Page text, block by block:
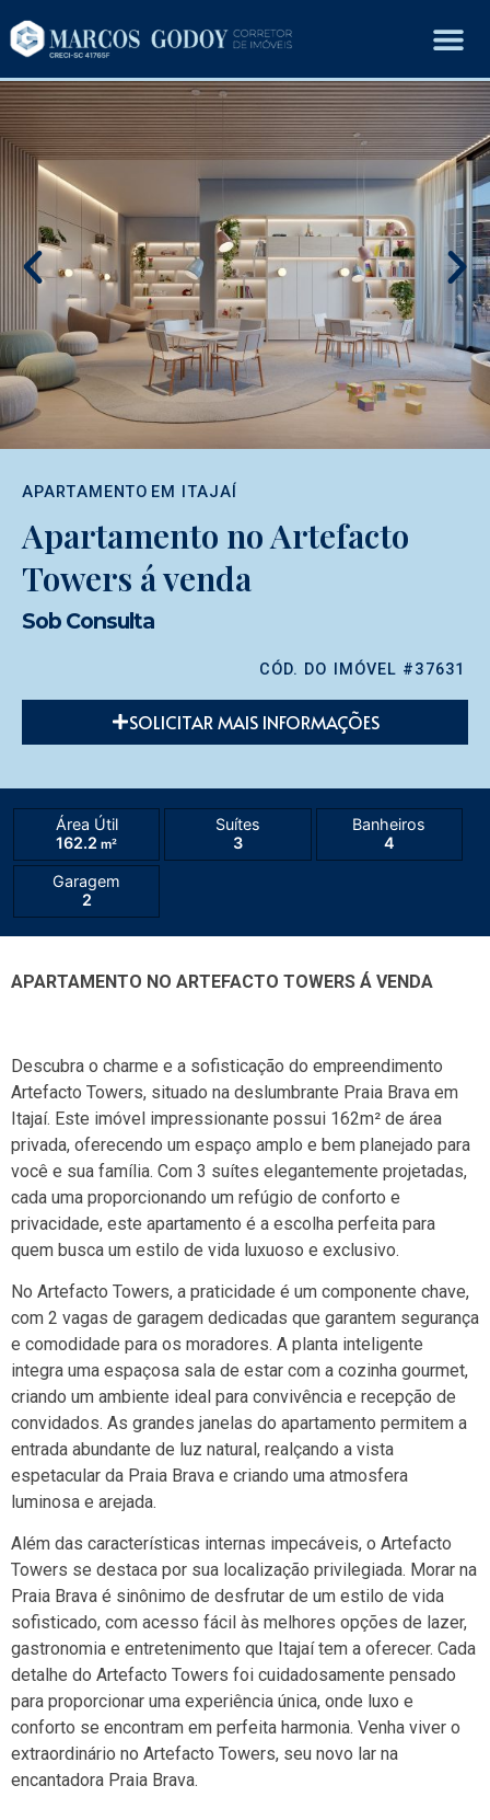
APARTAMENTO EM ITAJAÍ
Apartamento no Artefacto
Towers á venda
Sob Consulta
CÓD. DO IMÓVEL #37631
SOLICITAR MAIS INFORMAÇÕES
Área Útil
162.2 m²
Suítes
3
Banheiros
4
Garagem
2
APARTAMENTO NO ARTEFACTO TOWERS Á VENDA
Descubra o charme e a sofisticação do empreendimento
Artefacto Towers, situado na deslumbrante Praia Brava em
Itajaí. Este imóvel impressionante possui 162m² de área
privada, oferecendo um espaço amplo e bem planejado para
você e sua família. Com 3 suítes elegantemente projetadas,
cada uma proporcionando um refúgio de conforto e
privacidade, este apartamento é a escolha perfeita para
quem busca um estilo de vida luxuoso e exclusivo.
No Artefacto Towers, a praticidade é um componente chave,
com 2 vagas de garagem dedicadas que garantem segurança
e comodidade para os moradores. A planta inteligente
integra uma espaçosa sala de estar com a cozinha gourmet,
criando um ambiente ideal para convivência e recepção de
convidados. As grandes janelas do apartamento permitem a
entrada abundante de luz natural, realçando a vista
espetacular da Praia Brava e criando uma atmosfera
luminosa e arejada.
Além das características internas impecáveis, o Artefacto
Towers se destaca por sua localização privilegiada. Morar na
Praia Brava é sinônimo de desfrutar de um estilo de vida
sofisticado, com acesso fácil às melhores opções de lazer,
gastronomia e entretenimento que Itajaí tem a oferecer. Cada
detalhe do Artefacto Towers foi cuidadosamente pensado
para proporcionar uma experiência única, onde luxo e
conforto se encontram em perfeita harmonia. Venha viver o
extraordinário no Artefacto Towers, seu novo lar na
encantadora Praia Brava.